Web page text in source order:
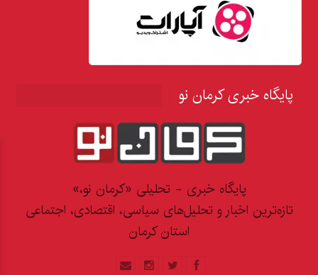
پایگاه خبری کرمان نو
پایگاه خبری - تحلیلی «کرمان نو،»
تازه‌ترین اخبار و تحلیل‌های سیاسی، اقتصادی، اجتماعی
استان کرمان